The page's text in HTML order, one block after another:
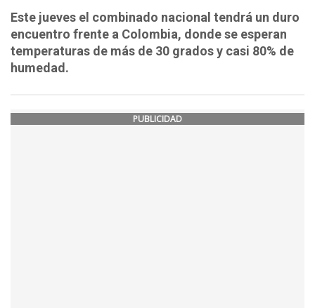
Este jueves el combinado nacional tendrá un duro
encuentro frente a Colombia, donde se esperan
temperaturas de más de 30 grados y casi 80% de
humedad.
PUBLICIDAD